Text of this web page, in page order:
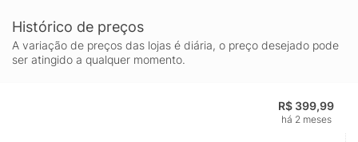
Histórico de preços
A variação de preços das lojas é diária, o preço desejado pode
ser atingido a qualquer momento.
R$ 399,99
há 2 meses